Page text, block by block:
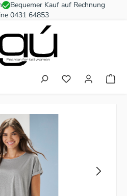
Bequemer Kauf auf Rechnung
0431 64853
Du hast 0